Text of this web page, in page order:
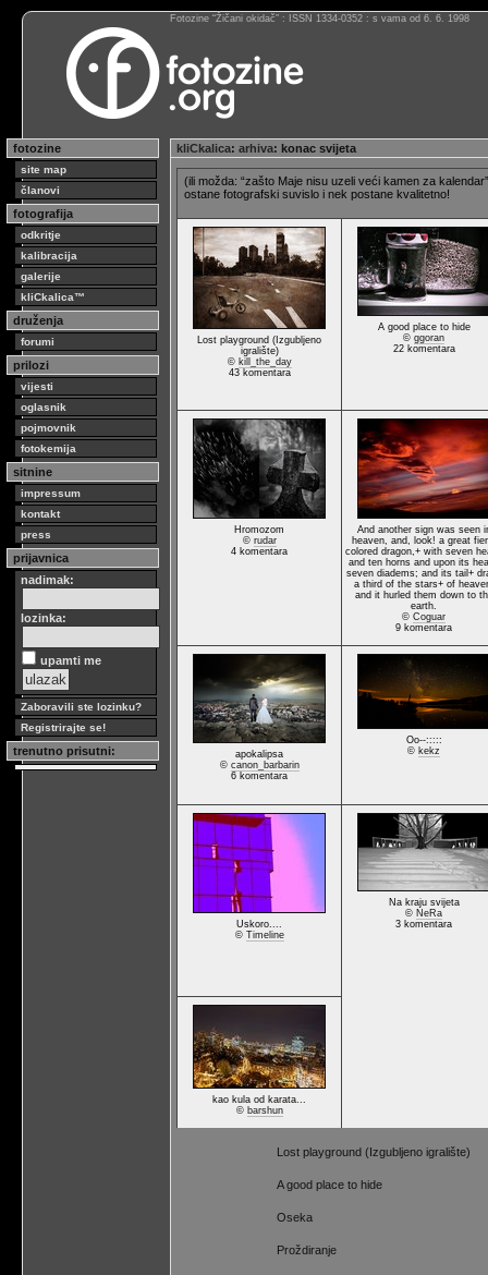
Fotozine “Žičani okidač” : ISSN 1334-0352 : s vama od 6. 6. 1998
fotozine
site map
članovi
fotografija
odkritje
kalibracija
galerije
kliCkalica™
druženja
forumi
prilozi
vijesti
oglasnik
pojmovnik
fotokemija
sitnine
impressum
kontakt
press
prijavnica
nadimak:
lozinka:
upamti me
Zaboravili ste lozinku?
Registrirajte se!
trenutno prisutni:
kliCkalica: arhiva: konac svijeta
(ili možda: “zašto Maje nisu uzeli veći kamen za
ostane fotografski suvislo i nek postane kvalitetno!
Lost playground (Izgubljeno
igralište)
© kill_the_day
43 komentara
A good place to hide
© ggoran
22 komentara
Hromozom
© rudar
4 komentara
And another sign was seen
heaven, and, look! a great
colored dragon,+ with seven
and ten horns and upon its
seven diadems; and its tail+
a third of the stars+ of
and it hurled them down to
earth.
© Coguar
9 komentara
apokalipsa
© canon_barbarin
6 komentara
Oo--:::::
© kekz
Uskoro....
© Timeline
Na kraju svijeta
© NeRa
3 komentara
kao kula od karata...
© barshun
Lost playground (Izgubljeno igralište)
A good place to hide
Oseka
Proždiranje